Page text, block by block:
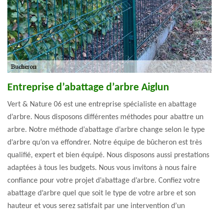
Entreprise d’abattage d’arbre Aiglun
Vert & Nature 06 est une entreprise spécialiste en abattage
d’arbre. Nous disposons différentes méthodes pour abattre un
arbre. Notre méthode d’abattage d’arbre change selon le type
d’arbre qu’on va effondrer. Notre équipe de bûcheron est très
qualifié, expert et bien équipé. Nous disposons aussi prestations
adaptées à tous les budgets. Nous vous invitons à nous faire
confiance pour votre projet d’abattage d’arbre. Confiez votre
abattage d’arbre quel que soit le type de votre arbre et son
hauteur et vous serez satisfait par une intervention d’un